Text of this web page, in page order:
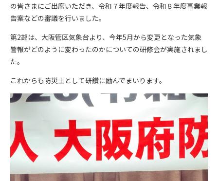
の皆さまにご出席いただき、令和７年度報告、令和８年度事業報
告案などの審議を行いました。
第2部は、大阪管区気象台より、今年5月から変更となった気象
警報がどのように変わったのかについての研修会が実施されまし
た。
これからも防災士として研鑽に励んでまいります。